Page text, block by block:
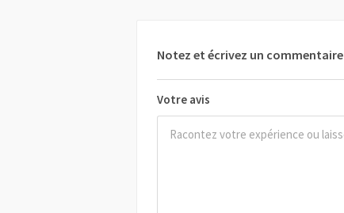
Notez et écrivez un commentaire
Votre avis